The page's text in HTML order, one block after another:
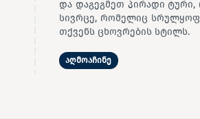
და დაგეგმეთ პირადი
სივრცე, რომელიც
თქვენს ცხოვრების სტილს.
აღმოაჩინე